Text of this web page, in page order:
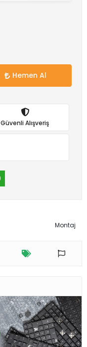
Hemen Al
Güvenli Alışveriş
Montaj